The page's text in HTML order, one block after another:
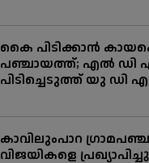
കൈ പിടിക്കാൻ
പഞ്ചായത്ത്; എൽ ഡി
പിടിച്ചെടുത്ത് യു ഡി
കാവിലുംപാറ
വിജയികളെ പ്രഖ്യാപിച്ചു